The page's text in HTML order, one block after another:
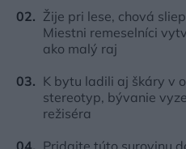
Žije pri lese, chová
Miestni remeselníci
ako malý raj
K bytu ladili aj škáry v
stereotyp, bývanie
režiséra